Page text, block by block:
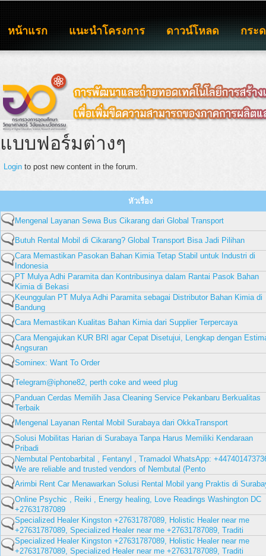
หน้าแรก แนะนำโครงการ ดาวน์โหลด กระ
แบบฟอร์มต่างๆ
Login to post new content in the forum.
หัวเรื่อง
Mengenal Layanan Sewa Bus Cikarang dari Global Transport
Butuh Rental Mobil di Cikarang? Global Transport Bisa Jadi Pilihan
Cara Memastikan Pasokan Bahan Kimia Tetap Stabil untuk Industri di
Indonesia
PT Mulya Adhi Paramita dan Kontribusinya dalam Rantai Pasok Bahan
Kimia di Bekasi
Keunggulan PT Mulya Adhi Paramita sebagai Distributor Bahan Kimia di
Bandung
Cara Memastikan Kualitas Bahan Kimia dari Supplier Terpercaya
Cara Mengajukan KUR BRI agar Cepat Disetujui, Lengkap dengan
Angsuran
Sominex: Want To Order
Telegram@iphone82, perth coke and weed plug
Panduan Cerdas Memilih Jasa Cleaning Service Pekanbaru Berkualitas
Terbaik
Mengenal Layanan Rental Mobil Surabaya dari OkkaTransport
Solusi Mobilitas Harian di Surabaya Tanpa Harus Memiliki Kendaraan
Pribadi
Nembutal Pentobarbital , Fentanyl , Tramadol WhatsApp:
We are reliable and trusted vendors of Nembutal (Pento
Arimbi Rent Car Menawarkan Solusi Rental Mobil yang Praktis di
Online Psychic , Reiki , Energy healing, Love Readings Washington DC
+27631787089
Specialized Healer Kingston +27631787089, Holistic Healer near me
+27631787089, Specialized Healer near me +27631787089, Traditi
Specialized Healer Kingston +27631787089, Holistic Healer near me
+27631787089, Specialized Healer near me +27631787089, Traditi